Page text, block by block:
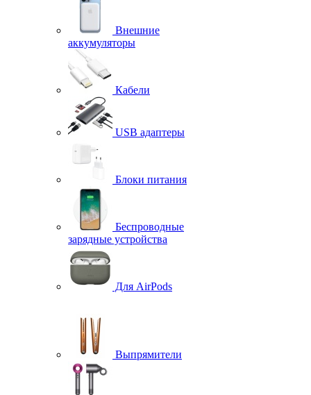
Внешние
аккумуляторы
Кабели
USB адаптеры
Блоки питания
Беспроводные
зарядные устройства
Для AirPods
Выпрямители